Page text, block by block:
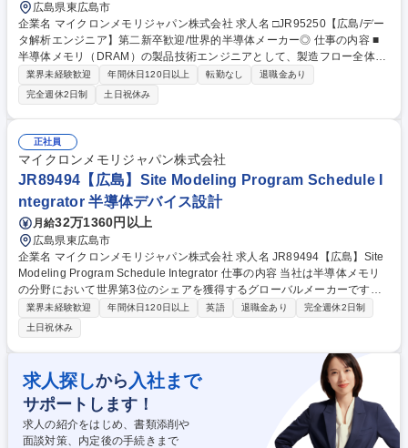
広島県東広島市
企業名 マイクロンメモリジャパン株式会社 求人名 □JR95250【広島/デー
タ解析エンジニア】第二新卒歓迎/世界的半導体メーカー◎ 仕事の内容 ■
半導体メモリ（DRAM）の製品技術エンジニアとして、製造フロー全体の
データ解析や測定解析を担います。不良品の原因究明や良品率（歩留ま
り）の監視・解析を通じて、製品の品質向上と量産安定化を推進します。
【詳細】製造工程全体の膨大なデータをもとに、電気的・物理的観点から
不良メカニズムの解析や欠陥の監視を行い、原因を特定します。各製造工
程へフィードバックを行い、良品率の改善や量産条件の最適化を図りま
す。 【魅力】今後のIT社会の発展に必要不可欠な最先端技術に携わり、自
らの解析によって工場の生産性や製品品質を劇的に向上させる達成感を味
わえます。 募集職種 □JR95250【広島/データ解析エンジニア】第二新卒
歓迎/世界的半導体メーカー◎
業界未経験歓迎 年間休日120日以上 転勤なし
退職金あり
完全週休2日制
土日祝休み
正社員
マイクロンメモリジャパン株式会社
JR89494【広島】Site Modeling Program Schedule I
ntegrator 半導体デバイス設計
月給32万1360円以上
広島県東広島市
企業名 マイクロンメモリジャパン株式会社 求人名 JR89494【広島】Site
Modeling Program Schedule Integrator 仕事の内容 当社は半導体メモリ
の分野において世界第3位のシェアを獲得するグローバルメーカーです。
今回は、そんな当社のSite Modeling Program Schedule Integratorとし
て、下記の業務をお任せ致します。 【詳細】■立ち上げプロジェクトのス
ケジュール管理における専門知識の担い手として、全プログラムのタイム
ライン達成を確保する。 ■プロジェクトに関わる全ステークホルダーと連
携し、プログラムレベルのマイルストーンを設定。 ■セグメントレベルの
成果物、依存関係、必要期限をステークホルダーと定義する。 ■全成果物
を定期的に追跡し、スケジュールを更新するとともに、全セグメント間の
整合性を確保する。 募集職種 JR89494【広島】Site Modeling Program S
chedule Integrator
業界未経験歓迎 年間休日120日以上 英語 退職金あり
完全週休2日制
土日祝休み
求人探しから 入社まで
サポートします！
求人の紹介をはじめ、書類添削や
面談対策、内定後の手続きまで